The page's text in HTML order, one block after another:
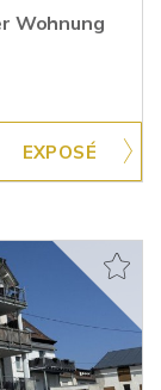
Wohnung